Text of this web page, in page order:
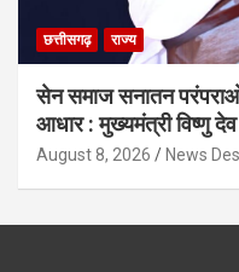
छत्तीसगढ़ राज्य
सेन समाज सनातन
आधार : मुख्यमंत्री विष्णु
August 8, 2026 News